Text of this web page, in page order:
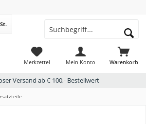
Warenkorb
Merkzettel Mein Konto
Versand ab € 100,- Bestellwert